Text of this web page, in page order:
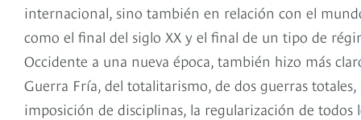
internacional, sino también en relación con el
como el final del siglo XX y el final de un tipo de
Occidente a una nueva época, también hizo más
Guerra Fría, del totalitarismo, de dos guerras
imposición de disciplinas, la regularización de todos